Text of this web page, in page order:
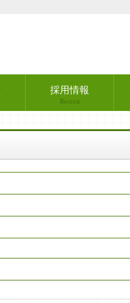
採用情報
Recruit